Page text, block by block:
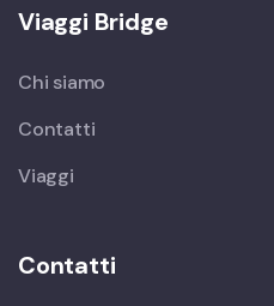
Viaggi Bridge
Chi siamo
Contatti
Viaggi
Contatti